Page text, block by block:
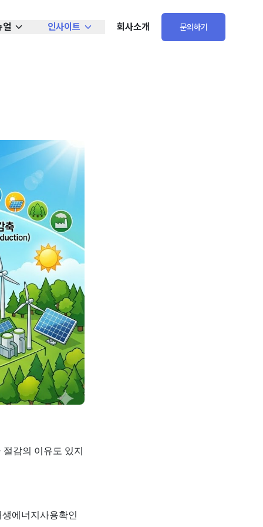
얼 인사이트 회사소개 문의하기
감의 이유도 있지
에너지사용확인